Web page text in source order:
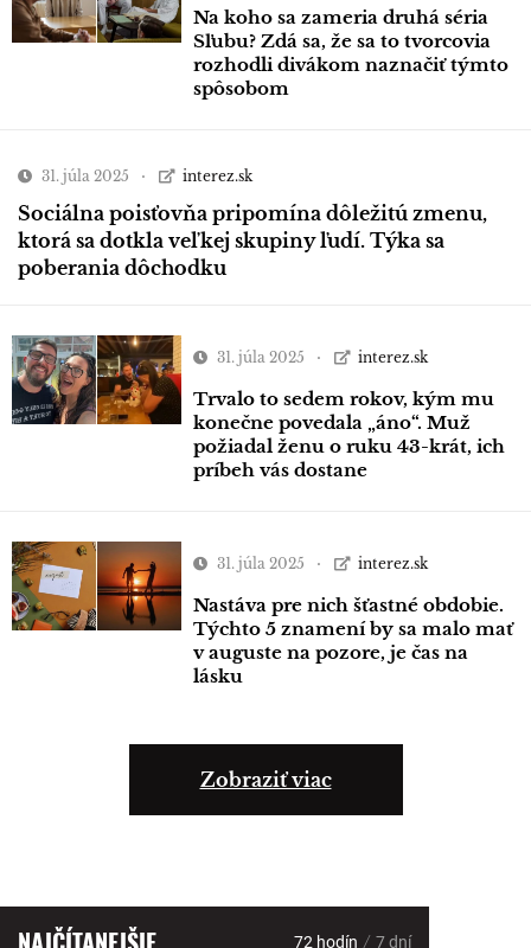
Na koho sa zameria druhá séria
Sľubu? Zdá sa, že sa to tvorcovia
rozhodli divákom naznačiť týmto
spôsobom
31. júla 2025 interez.sk
Sociálna poisťovňa pripomína dôležitú zmenu,
ktorá sa dotkla veľkej skupiny ľudí. Týka sa
poberania dôchodku
31. júla 2025 interez.sk
Trvalo to sedem rokov, kým mu
konečne povedala „áno“. Muž
požiadal ženu o ruku 43-krát, ich
príbeh vás dostane
31. júla 2025 interez.sk
Nastáva pre nich šťastné obdobie.
Týchto 5 znamení by sa malo mať
v auguste na pozore, je čas na
lásku
Zobraziť viac
72 hodín / 7 dní